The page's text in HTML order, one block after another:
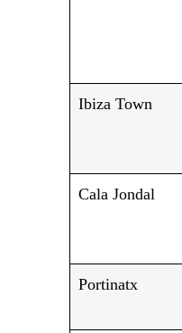
Ibiza Town
Cala Jondal
Portinatx